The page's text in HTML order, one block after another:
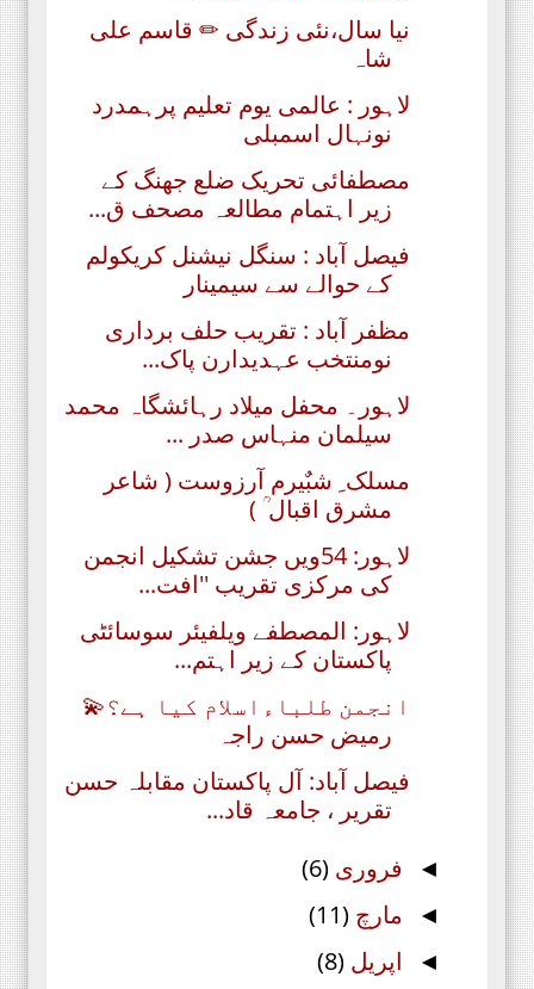
نیا سال،نئی زندگی ✏ قاسم علی
شاہ
لاہور : عالمی یوم تعلیم پرہمدرد
نونہال اسمبلی
مصطفائی تحريک ضلع جھنگ کے
زیر اہتمام مطالعہ مصحف ق...
فیصل آباد : سنگل نیشنل کریکولم
کے حوالے سے سیمینار
مظفر آباد : تقریب حلف برداری
نومنتخب عہدیدارن پاک...
لاہور۔ محفل میلاد رہائشگاہ محمد
سیلمان منہاس صدر ...
مسلک ِ شبٌیرم آرزوست ( شاعر
مشرق اقبال ؒ )
لاہور: 54ویں جشن تشکیل انجمن
کی مرکزی تقریب ''افت...
لاہور: المصطفے ویلفیئر سوسائٹی
پاکستان کے زیر اہتم...
انجمن طلباءاسلام کیا ہے؟💫
رمیض حسن راجہ
فیصل آباد: آل پاکستان مقابلہ حسن
تقریر ، جامعہ قاد...
◄ فروری (6)
◄ مارچ (11)
◄ اپریل (8)